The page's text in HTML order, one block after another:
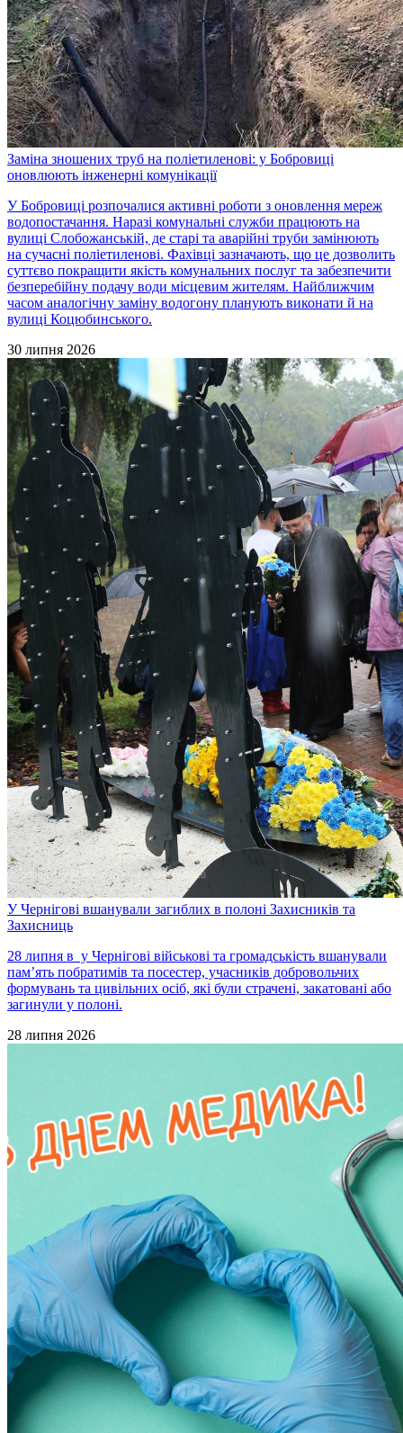
Заміна зношених труб на поліетиленові: у Бобровиці
оновлюють інженерні комунікації
У Бобровиці розпочалися активні роботи з оновлення мереж
водопостачання. Наразі комунальні служби працюють на
вулиці Слобожанській, де старі та аварійні труби замінюють
на сучасні поліетиленові. Фахівці зазначають, що це дозволить
суттєво покращити якість комунальних послуг та забезпечити
безперебійну подачу води місцевим жителям. Найближчим
часом аналогічну заміну водогону планують виконати й на
вулиці Коцюбинського.
30 липня 2026
У Чернігові вшанували загиблих в полоні Захисників та
Захисниць
28 липня в у Чернігові військові та громадськість вшанували
пам’ять побратимів та посестер, учасників добровольчих
формувань та цивільних осіб, які були страчені, закатовані або
загинули у полоні.
28 липня 2026